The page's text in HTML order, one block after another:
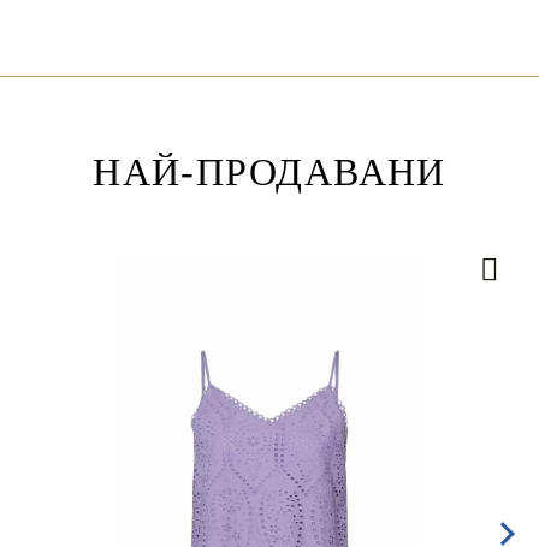
НАЙ-ПРОДАВАНИ